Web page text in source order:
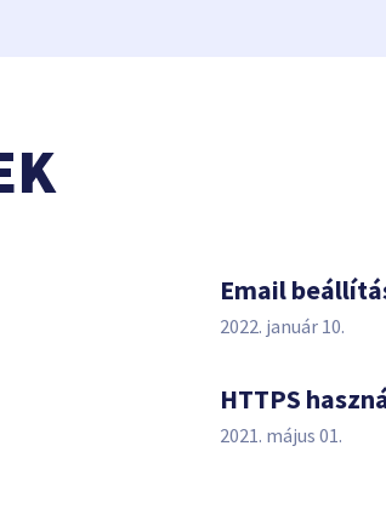
Email
2022. január 10.
HTTPS
2021. május 01.